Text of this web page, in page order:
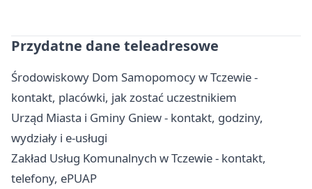
Przydatne dane teleadresowe
Środowiskowy Dom Samopomocy w Tczewie -
kontakt, placówki, jak zostać uczestnikiem
Urząd Miasta i Gminy Gniew - kontakt, godziny,
wydziały i e-usługi
Zakład Usług Komunalnych w Tczewie - kontakt,
telefony, ePUAP